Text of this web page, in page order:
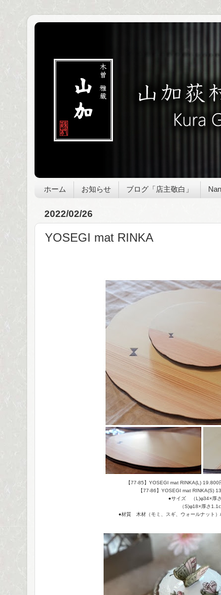
ホーム お知らせ ブログ「店主敬白」
2022/02/26
YOSEGI mat RINKA
【77-85】YOSEGI mat RINKA(L) 19.800
【77-86】YOSEGI mat RINKA(S)
●サイズ （L)φ34×厚
（S)φ18×厚さ
●材質 木材（モミ、スギ、ウォールナット